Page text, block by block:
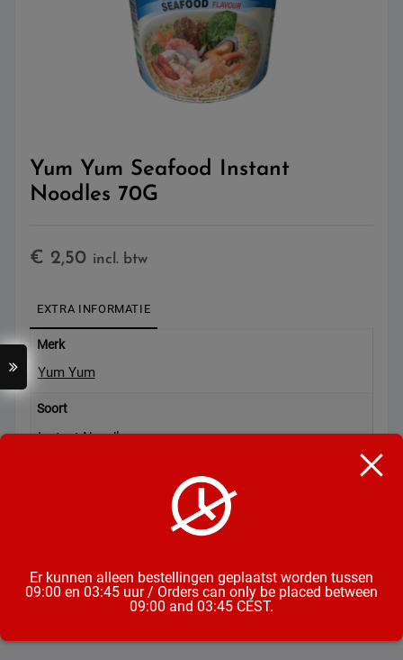
Yum Yum Seafood Instant
Noodles 70G
€ 2,50 incl. btw
EXTRA INFORMATIE
Merk
Yum Yum
Soort
Instant Noodles
Er kunnen alleen bestellingen geplaatst worden tussen
09:00 en 03:45 uur / Orders can only be placed between
09:00 and 03:45 CEST.